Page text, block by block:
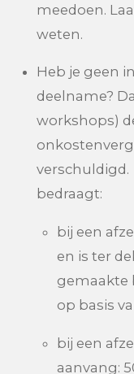
meedoen.
weten.
Heb je geen
deelname? D
workshops)
verschuldigd.
bedraagt:
bij een
en is ter
gemaakte
op basis
bij een
aanvang: